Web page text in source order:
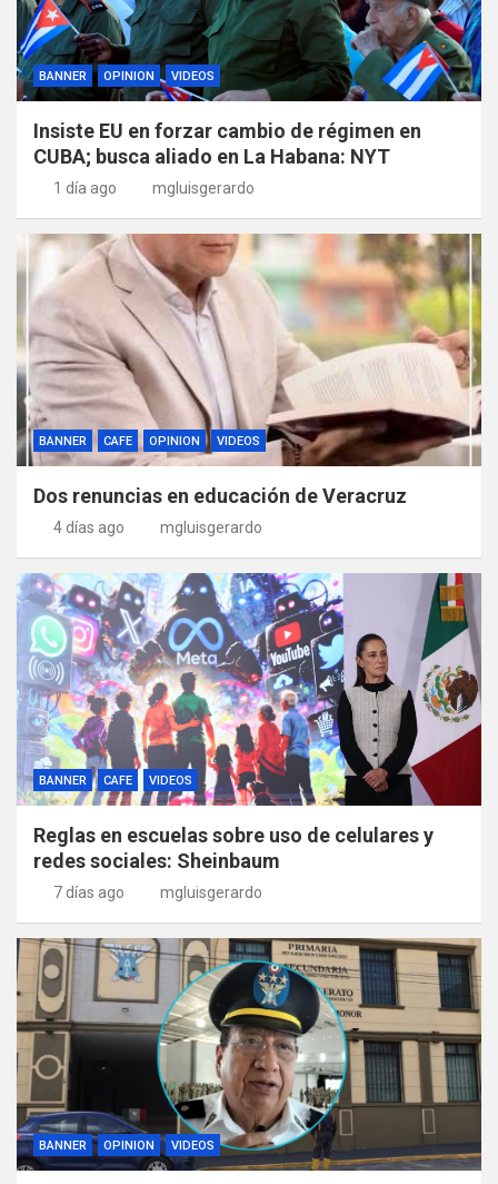
BANNER OPINION VIDEOS
Insiste EU en forzar cambio de régimen en
CUBA; busca aliado en La Habana: NYT
1 día ago mgluisgerardo
BANNER CAFE OPINION VIDEOS
Dos renuncias en educación de Veracruz
4 días ago mgluisgerardo
BANNER CAFE VIDEOS
Reglas en escuelas sobre uso de celulares y
redes sociales: Sheinbaum
7 días ago mgluisgerardo
BANNER OPINION VIDEOS